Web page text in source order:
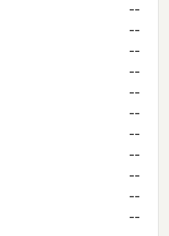
--
--
--
--
--
--
--
--
--
--
--